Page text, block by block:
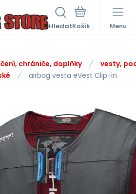
Hledat Menu
chrániče, doplňky
vesty,
airbag vesta eVest Clip-in